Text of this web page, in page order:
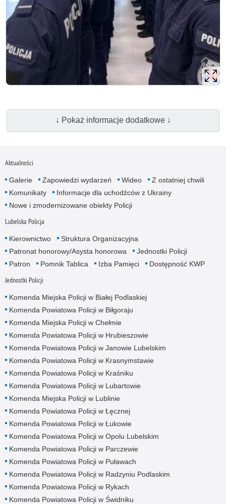
↓ Pokaż informacje dodatkowe ↓
Aktualności
Galerie Zapowiedzi wydarzeń Wideo
Z ostatniej chwili
Komunikaty
Informacje dla uchodźców z Ukrainy
Nowe i zmodernizowane obiekty Policji
Lubelska Policja
Kierownictwo
Struktura Organizacyjna
Patronat honorowy/Asysta honorowa
Jednostki Policji
Patron
Pomnik Tablica Izba Pamięci Dostępność KWP
Jednostki Policji
Komenda Miejska Policji w Białej Podlaskiej
Komenda Powiatowa Policji w Biłgoraju
Komenda Miejska Policji w Chełmie
Komenda Powiatowa Policji w Hrubieszowie
Komenda Powiatowa Policji w Janowie Lubelskim
Komenda Powiatowa Policji w Krasnymstawie
Komenda Powiatowa Policji w Kraśniku
Komenda Powiatowa Policji w Lubartowie
Komenda Miejska Policji w Lublinie
Komenda Powiatowa Policji w Łęcznej
Komenda Powiatowa Policji w Łukowie
Komenda Powiatowa Policji w Opolu Lubelskim
Komenda Powiatowa Policji w Parczewie
Komenda Powiatowa Policji w Puławach
Komenda Powiatowa Policji w Radzyniu Podlaskim
Komenda Powiatowa Policji w Rykach
Komenda Powiatowa Policji w Świdniku